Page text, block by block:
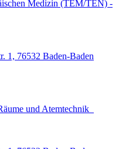
Medizin (TEM/TEN) -
1, 76532 Baden-Baden
und Atemtechnik